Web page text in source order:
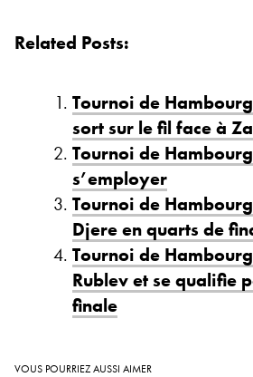
Related Posts:
Tournoi de
sort sur le fil face à
Tournoi de
s’employer
Tournoi de
Djere en quarts de
Tournoi de
Rublev et se qualifie
finale
VOUS POURRIEZ AUSSI AIMER